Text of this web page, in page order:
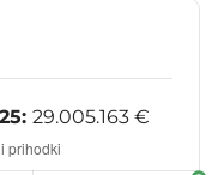
29.005.163 €